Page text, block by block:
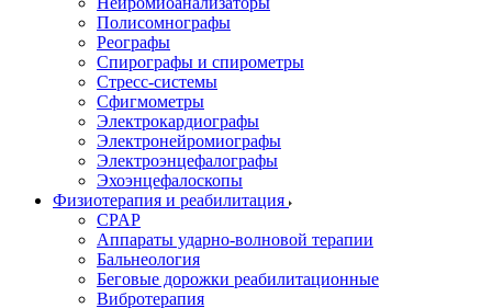
Полисомнографы
Реографы
Спирографы и спирометры
Стресс-системы
Сфигмометры
Электрокардиографы
Электронейромиографы
Электроэнцефалографы
Эхоэнцефалоскопы
Физиотерапия и реабилитация
CPAP
Аппараты ударно-волновой терапии
Бальнеология
Беговые дорожки реабилитационные
Вибротерапия